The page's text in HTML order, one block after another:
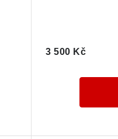
3 500 Kč